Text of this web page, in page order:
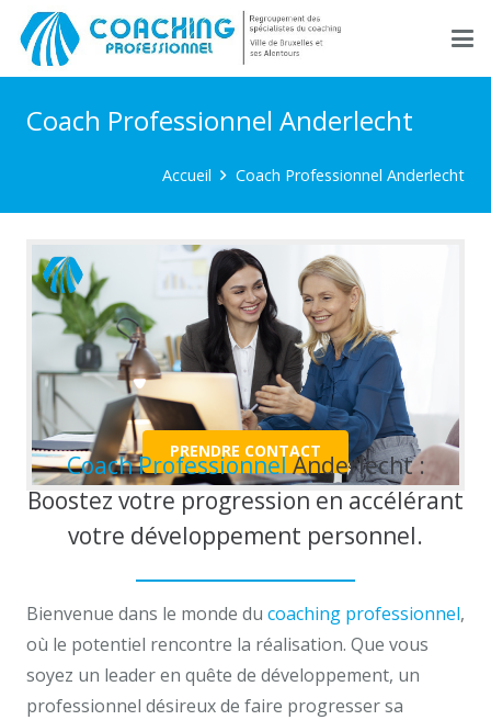
Coach Professionnel Anderlecht
Accueil Coach Professionnel Anderlecht
PRENDRE CONTACT
Coach ProfessionnelAnderlecht :
Boostez votre progression en accélérant
votre développement personnel.
Bienvenue dans le monde du coaching professionnel,
où le potentiel rencontre la réalisation. Que vous
soyez un leader en quête de développement, un
professionnel désireux de faire progresser sa